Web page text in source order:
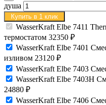
душа
Купить в 1 клик
WasserKraft Elbe 7411
термостатом 32350 ₽
WasserKraft Elbe 7401
изливом 23120 ₽
WasserKraft Elbe 7403
WasserKraft Elbe 7403H
24880 ₽
WasserKraft Elbe 7406